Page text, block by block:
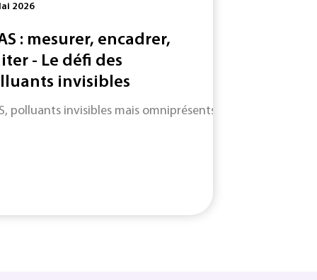
2026
: mesurer, encadrer,
- Le défi des
invisibles
polluants invisibles mais omniprésents : entre angles